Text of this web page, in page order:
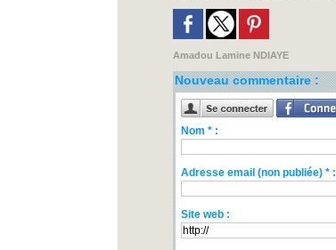
Amadou Lamine NDIAYE
Nouveau commentaire :
Nom * :
Adresse email (non publiée) * :
Site web :